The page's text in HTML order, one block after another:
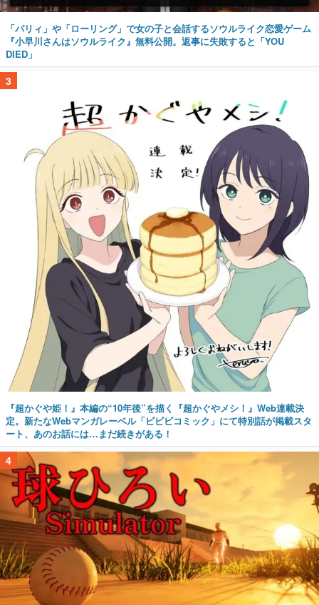
「パリィ」や「ローリング」で女の子と会話するソウルライク恋愛ゲーム
『小早川さんはソウルライク』無料公開。返事に失敗すると「YOU
DIED」
3
『超かぐや姫！』本編の“10年後”を描く『超かぐやメシ！』Web連載決
定。新たなWebマンガレーベル「ビビビコミック」にて特別話が掲載スタ
ート、あのお話には…まだ続きがある！
4